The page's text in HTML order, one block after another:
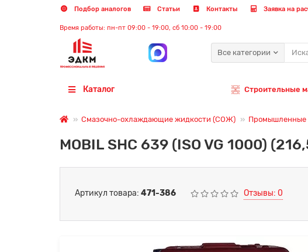
Подбор аналогов Статьи Контакты Заявка на
Время работы: пн-пт 09:00 - 19:00, сб 10:00 - 19:00
Все категории
Каталог Строительные
Смазочно-охлаждающие жидкости (СОЖ) Промышленные
MOBIL SHC 639 (ISO VG 1000)
Артикул товара: 471-386 Отзывы: 0